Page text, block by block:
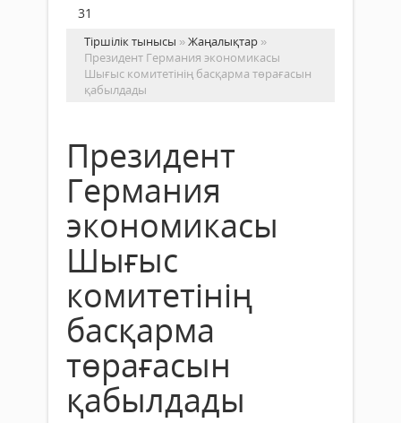
31
Тіршілік тынысы »Жаңалықтар »
Президент Германия экономикасы
Шығыс комитетінің басқарма төрағасын
қабылдады
Президент
Германия
экономикасы
Шығыс
комитетінің
басқарма
төрағасын
қабылдады